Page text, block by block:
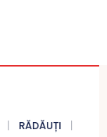
RĂDĂUȚI